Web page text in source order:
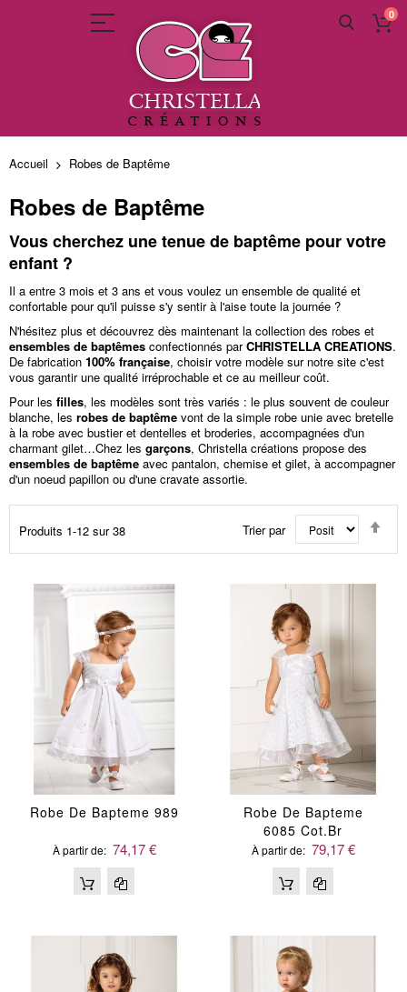
0
Allez
au
contenu
Accueil Robes de Baptême
Robes de Baptême
Vous cherchez unetenue de baptême pour votre
enfant ?
Il a entre 3 mois et 3 ans et vous voulez un ensemble de qualité et
confortable pour qu'il puisse s'y sentir à l'aise toute la journée ?
N'hésitez plus et découvrez dès maintenant la collection des robes et
ensembles de baptêmes confectionnés parCHRISTELLA CREATIONS.
De fabrication 100% française, choisir votre modèle sur notre site c'est
vous garantir une qualité irréprochable et ce au meilleur coût.
Pour les filles, les modèles sont très variés : le plus souvent de couleur
blanche, les robes de baptême vont de la simple robe unie avec bretelle
à la robe avec bustier et dentelles et broderies, accompagnées d'un
charmant gilet…Chez les garçons, Christella créations propose des
ensembles de baptême avec pantalon, chemise et gilet, à accompagner
d'un noeud papillon ou d'une cravate assortie.
Produits 1-12 sur38 Trier par
Robe De Bapteme 989
À partir de 74,17 €
Robe De Bapteme
6085 Cot.br
À partir de 79,17 €